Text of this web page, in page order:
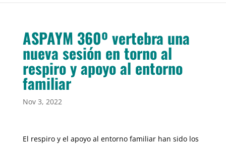
ASPAYM 360º vertebra una
nueva sesión en torno al
respiro y apoyo al entorno
familiar
Nov 3, 2022
El respiro y el apoyo al entorno familiar han sido los